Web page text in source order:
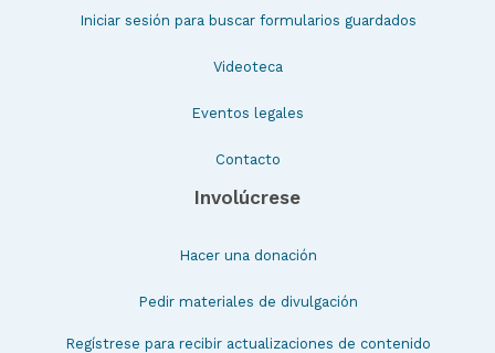
Iniciar sesión para buscar formularios guardados
Videoteca
Eventos legales
Contacto
Involúcrese
Hacer una donación
Pedir materiales de divulgación
Regístrese para recibir actualizaciones de contenido